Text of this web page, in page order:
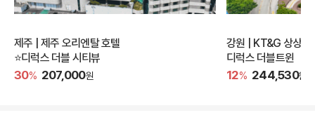
제주 | 제주 오리엔탈 호텔
⭐디럭스 더블 시티뷰
30% 207,000원
강원 | KT&G 상상마
디럭스 더블트윈
12% 244,530원